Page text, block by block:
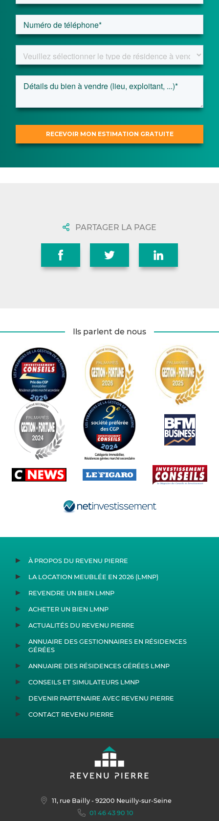
PARTAGER LA PAGE
Ils parlent de nous
À PROPOS DU REVENU PIERRE
LA LOCATION MEUBLÉE EN 2026 (LMNP)
REVENDRE UN BIEN LMNP
ACHETER UN BIEN LMNP
ACTUALITÉS DU REVENU PIERRE
ANNUAIRE DES GESTIONNAIRES EN RÉSIDENCES
GÉRÉES
ANNUAIRE DES RÉSIDENCES GÉRÉES LMNP
CONSEILS ET SIMULATEURS LMNP
DEVENIR PARTENAIRE AVEC REVENU PIERRE
CONTACT REVENU PIERRE
11, rue Bailly- 92200 Neuilly-sur-Seine
01 46 43 90 10